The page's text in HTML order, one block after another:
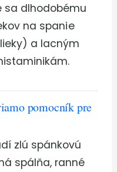
dlhodobému
na spanie
a lacným
pomocník pre
zlú spánkovú
spálňa, ranné